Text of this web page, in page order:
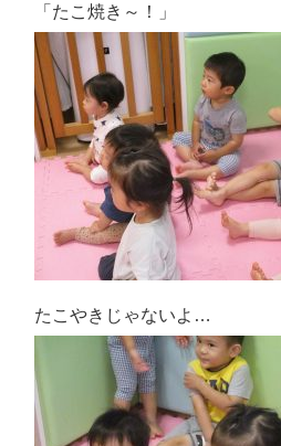
「たこ焼き～！」
たこやきじゃないよ…